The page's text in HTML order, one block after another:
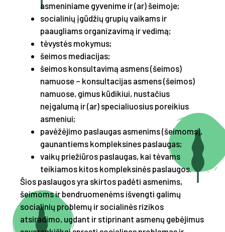
asmeniniame gyvenime ir (ar) šeimoje;
socialinių įgūdžių grupių vaikams ir
paaugliams organizavimą ir vedimą;
tėvystės mokymus;
šeimos mediacijas;
šeimos konsultavimą asmens (šeimos)
namuose – konsultacijas asmens (šeimos)
namuose, gimus kūdikiui, nustačius
neįgalumą ir (ar) specialiuosius poreikius
asmeniui;
pavėžėjimo paslaugas asmenims (šeimoms),
gaunantiems kompleksines paslaugas;
vaikų priežiūros paslaugas, kai tėvams
teikiamos kitos kompleksinės paslaugos.
Šios paslaugos yra skirtos padėti asmenims,
šeimoms ir bendruomenėms išvengti galimų
socialinių problemų ir socialinės rizikos
atsiradimo, ugdant ir stiprinant asmenų gebėjimus